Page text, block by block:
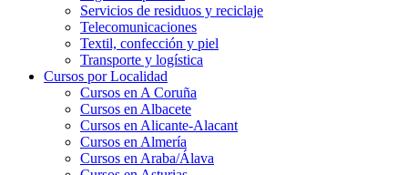
Servicios de residuos y reciclaje
Telecomunicaciones
Textil, confección y piel
Transporte y logística
Cursos por Localidad
Cursos en A Coruña
Cursos en Albacete
Cursos en Alicante-Alacant
Cursos en Almería
Cursos en Araba/Álava